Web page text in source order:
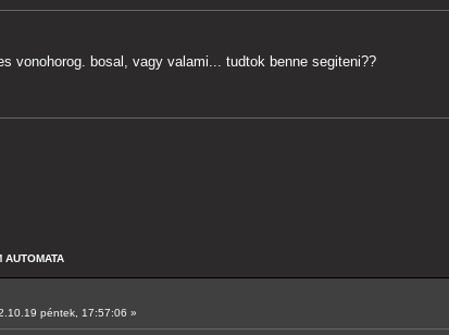
vonohorog. bosal, vagy valami... tudtok benne segiteni??
AUTOMATA
péntek, 17:57:06 »